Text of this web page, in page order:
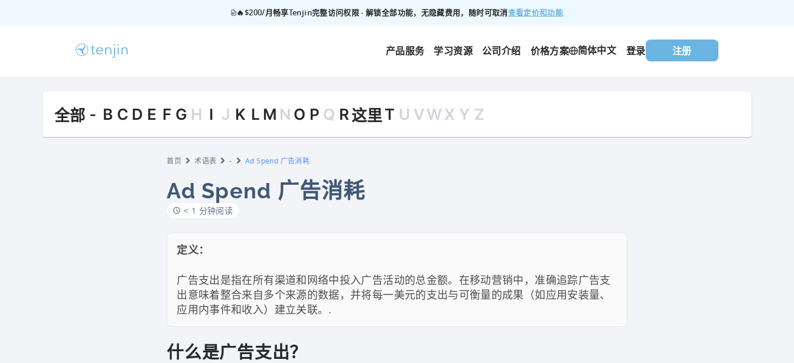
🔥$200/月畅享Tenjin完整访问权限 - 解锁全部功能，无隐藏费用，随时可取消查看定价和功能
产品服务 学习资源 公司介绍 价格方案 简体中文 登录 注册
全部 - B C D E F G H I J K L M N O P Q R这里T U VWX Y Z
首页 术语表 - Ad Spend 广告消耗
Ad Spend 广告消耗
< 1 分钟阅读
定义：
广告支出是指在所有渠道和网络中投入广告活动的总金额。在移动营销中，准确追踪广告支
出意味着整合来自多个来源的数据，并将每一美元的支出与可衡量的成果（如应用安装量、
应用内事件和收入）建立关联。.
什么是广告支出？